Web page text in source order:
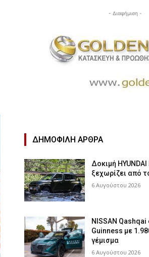
- Διαφήμιση -
ΔΗΜΟΦΙΛΉ ΑΡΘΡΑ
Δοκιμή
ξεχωρίζει από
6 Αυγούστου 2026
NISSAN
Guinness με
γέμισμα
6 Αυγούστου 2026